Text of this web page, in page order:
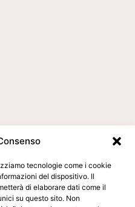
tecnologie come i cookie
del dispositivo. Il
di elaborare dati come il
su questo sito. Non